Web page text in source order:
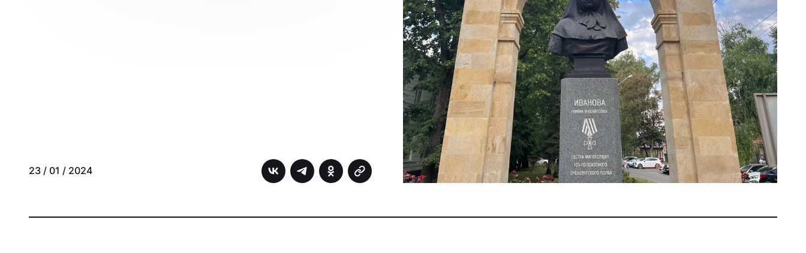
23 / 01 / 2024